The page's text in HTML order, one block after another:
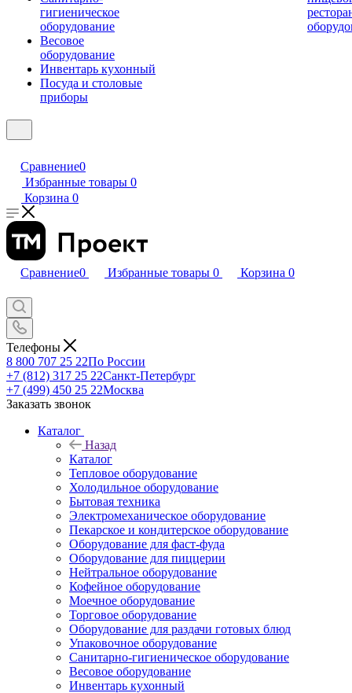
гигиеническое
оборудование
Весовое
оборудование
Инвентарь кухонный
Посуда и столовые
приборы
Сравнение0
Избранные товары 0
Корзина 0
Сравнение0 Избранные товары 0 Корзина 0
Телефоны
8 800 707 25 22По России
+7 (812) 317 25 22Санкт-Петербург
+7 (499) 450 25 22Москва
Заказать звонок
Каталог
Назад
Каталог
Тепловое оборудование
Холодильное оборудование
Бытовая техника
Электромеханическое оборудование
Пекарское и кондитерское оборудование
Оборудование для фаст-фуда
Оборудование для пиццерии
Нейтральное оборудование
Кофейное оборудование
Моечное оборудование
Торговое оборудование
Оборудование для раздачи готовых блюд
Упаковочное оборудование
Санитарно-гигиеническое оборудование
Весовое оборудование
Инвентарь кухонный